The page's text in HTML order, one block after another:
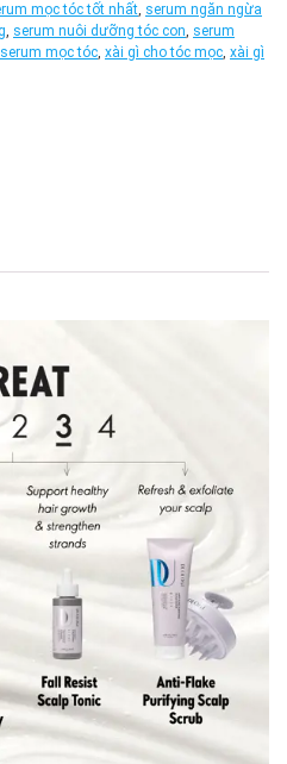
mọc tóc tốt nhất, serum ngăn ngừa
, serum nuôi dưỡng tóc con, serum
mọc tóc, xài gì cho tóc mọc, xài gì